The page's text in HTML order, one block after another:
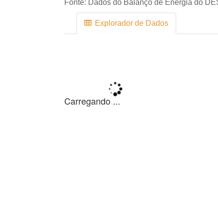
Fonte: Dados do Balanço de Energia do
Explorador de Dados